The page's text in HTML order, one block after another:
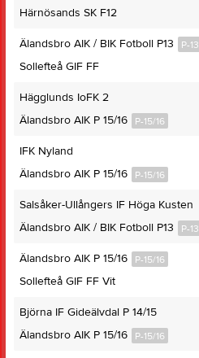
Härnösands SK F12
P-13
Älandsbro AIK / BIK Fotboll P13
Sollefteå GIF FF
Hägglunds IoFK 2
P-15/16
Älandsbro AIK P 15/16
IFK Nyland
P-15/16
Älandsbro AIK P 15/16
Salsåker-Ullångers IF Höga Kusten
P-13
Älandsbro AIK / BIK Fotboll P13
P-15/16
Älandsbro AIK P 15/16
Sollefteå GIF FF Vit
Björna IF Gideälvdal P 14/15
P-15/16
Älandsbro AIK P 15/16